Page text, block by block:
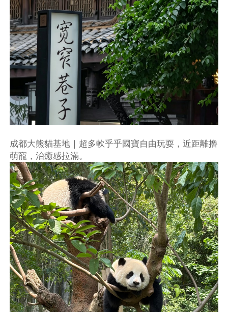
成都大熊貓基地｜超多軟乎乎國寶自由玩耍，近距離擼
萌寵，治癒感拉滿。